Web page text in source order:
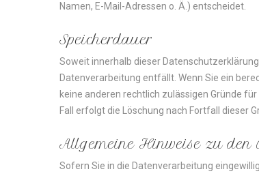
Namen, E-Mail-Adressen o. Ä.) entscheidet.
Speicherdauer
Soweit innerhalb dieser
Datenverarbeitung entfällt. Wenn Sie ein
keine anderen rechtlich zulässigen Gründe
Fall erfolgt die Löschung nach Fortfall dieser
Allgemeine Hinweise zu den
Sofern Sie in die Datenverarbeitung